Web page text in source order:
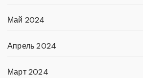
Май 2024
Апрель 2024
Март 2024